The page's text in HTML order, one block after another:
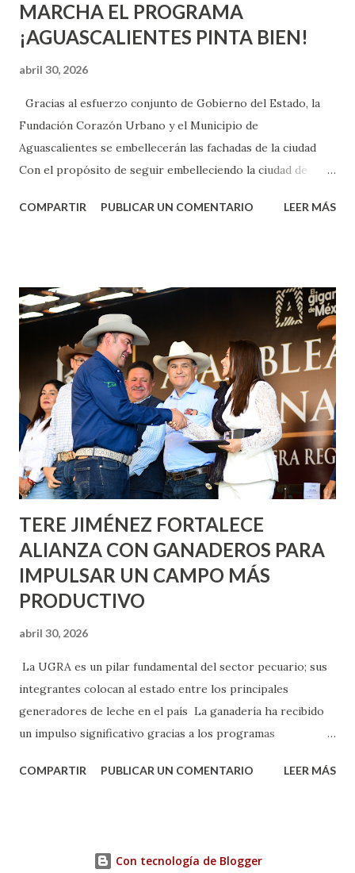
MARCHA EL PROGRAMA
¡AGUASCALIENTES PINTA BIEN!
abril 30, 2026
Gracias al esfuerzo conjunto de Gobierno del Estado, la
Fundación Corazón Urbano y el Municipio de
Aguascalientes se embellecerán las fachadas de la ciudad
Con el propósito de seguir embelleciendo la ciudad de
municipal, Leo Montañez dio inicio al programa
Corazón Urbano y el Municipio capital. Leo Montañez
informó que en este programa se usarán cerca de 90 mil
metros cuadrados de pintura, para dar inicio en la calle
Nieto, entre Jesús F. Elizondo y la calle 22 de Octubre, con
lo que se aplicará pintura en 66 casas. Posteriormente se
llevará este programa a Villas de Nuestra Señora de la
Asunción, Avenida Alameda y Decreto 27 de Septiembre, en
los edificios FOVISSSTE Ojo de Agua, en la comunidad
Norias de Paso Hondo y en los edificios de...
COMPARTIR PUBLICAR UN COMENTARIO LEER MÁS
TERE JIMÉNEZ FORTALECE
ALIANZA CON GANADEROS PARA
IMPULSAR UN CAMPO MÁS
PRODUCTIVO
abril 30, 2026
La UGRA es un pilar fundamental del sector pecuario; sus
integrantes colocan al estado entre los principales
generadores de leche en el país La ganadería ha recibido
un impulso significativo gracias a los programas
muestra de su respaldo firme y decidido al campo, la
compromiso de trabajar de la mano con los productores
COMPARTIR PUBLICAR UN COMENTARIO LEER MÁS
Con tecnología de Blogger